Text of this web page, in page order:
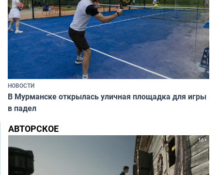
НОВОСТИ
В Мурманске открылась уличная площадка для игры
в падел
АВТОРСКОЕ